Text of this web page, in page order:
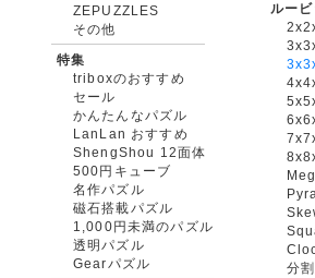
ZEPUZZLES
その他
特集
triboxのおすすめ
セール
かんたんなパズル
LanLan おすすめ
ShengShou 12面体
500円キューブ
名作パズル
磁石搭載パズル
1,000円未満のパズル
透明パズル
Gearパズル
ルー
分